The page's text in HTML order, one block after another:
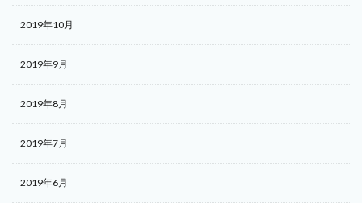
2019年10月
2019年9月
2019年8月
2019年7月
2019年6月